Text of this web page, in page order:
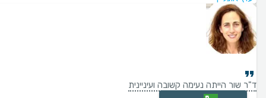
ד"ר שור הייתה נעימה קשובה ועיניינית